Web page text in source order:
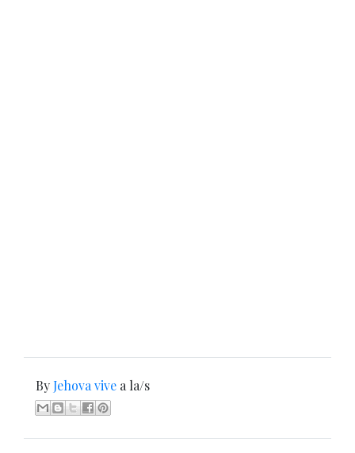
ByJehova vive a la/s